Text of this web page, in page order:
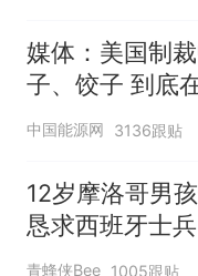
媒体：美国制
子、饺子 到底
中国能源网 3136跟贴
12岁摩洛哥男
恳求西班牙士兵
以不要把我遣
青蜂侠Bee 1005跟贴